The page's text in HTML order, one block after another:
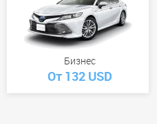
Бизнес
От 132 USD